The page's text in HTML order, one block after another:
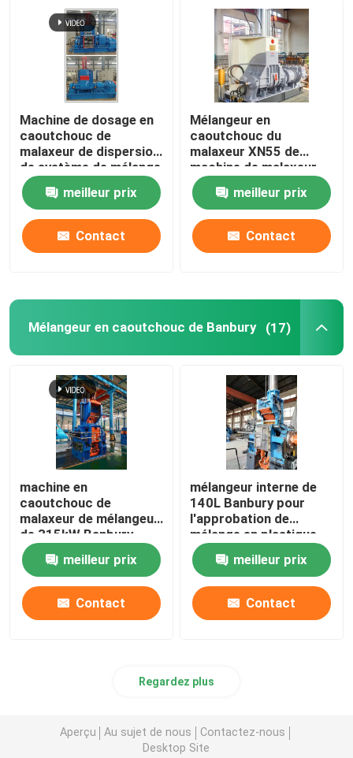
Machine de dosage en
caoutchouc de
malaxeur de dispersion
de système de mélange
de malaxeur de
Banburymeilleur prix
Contact
Mélangeur en
caoutchouc du
malaxeur XN55 de
machine de malaxeur
en caoutchouc de
dispersionmeilleur prix
Contact
Mélangeur en caoutchouc de Banbury (17)
machine en
caoutchouc de
malaxeur de mélangeur
de 315kW Banbury
pour le mélange en
caoutchoucmeilleur prix
Contact
mélangeur interne de
140L Banbury pour
l'approbation de
mélange en plastique
en caoutchouc d'OIN
meilleur prix
Contact
Regardez plus
Aperçu Au sujet de nous
Contactez-nous
Desktop Site